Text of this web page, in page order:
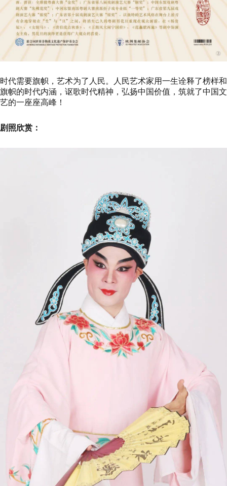
时代需要旗帜，艺术为了人民。人民艺术家用一生诠释了榜样和
旗帜的时代内涵，讴歌时代精神，弘扬中国价值，筑就了中国文
艺的一座座高峰！
剧照欣赏：